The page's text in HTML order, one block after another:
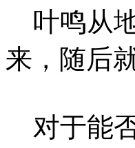
叶鸣从
来，随后
对于能